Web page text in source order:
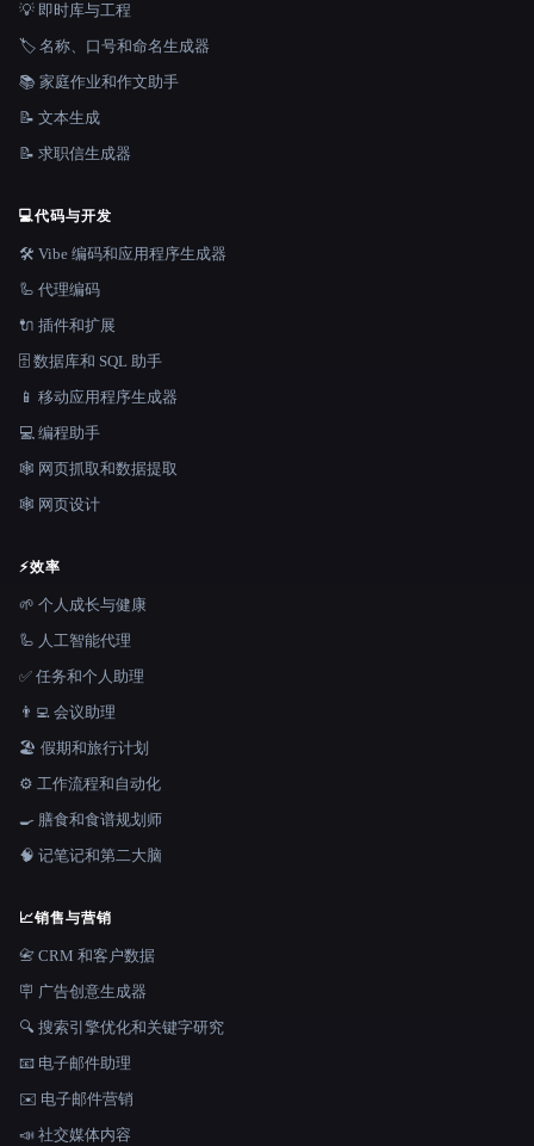
💡 即时库与工程
🏷️ 名称、口号和命名生成器
📚 家庭作业和作文助手
📝 文本生成
📝 求职信生成器
💻代码与开发
🛠️ Vibe 编码和应用程序生成器
🦾 代理编码
🔌 插件和扩展
🗄️ 数据库和 SQL 助手
📱 移动应用程序生成器
💻 编程助手
🕸️ 网页抓取和数据提取
🕸 网页设计
⚡效率
🌱 个人成长与健康
🦾 人工智能代理
✅ 任务和个人助理
👨‍💻 会议助理
🏖 假期和旅行计划
⚙️ 工作流程和自动化
🍳 膳食和食谱规划师
🧠 记笔记和第二大脑
📈销售与营销
📇 CRM 和客户数据
🪧 广告创意生成器
🔍 搜索引擎优化和关键字研究
📧 电子邮件助理
✉️ 电子邮件营销
📣 社交媒体内容